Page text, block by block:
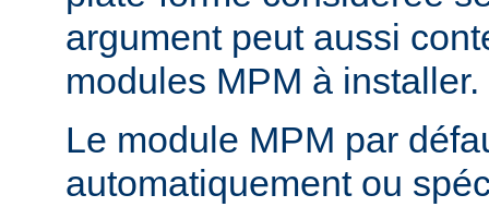
argument peut aussi
modules MPM à installer.
Le module MPM par
automatiquement ou